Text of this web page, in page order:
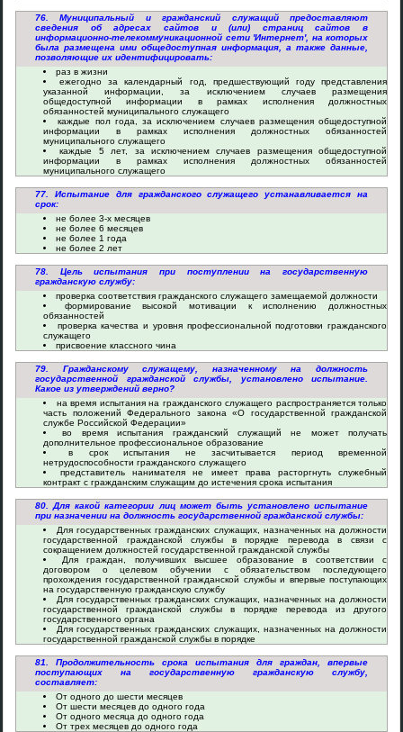
76. Муниципальный и гражданский служащий предоставляют
сведения об адресах сайтов и (или) страниц сайтов в
информационно-телекоммуникационной сети 'Интернет', на которых
была размещена ими общедоступная информация, а также данные,
позволяющие их идентифицировать:
раз в жизни
ежегодно за календарный год, предшествующий году представления
указанной информации, за исключением случаев размещения
общедоступной информации в рамках исполнения должностных
обязанностей муниципального служащего
каждые пол года, за исключением случаев размещения общедоступной
информации в рамках исполнения должностных обязанностей
муниципального служащего
каждые 5 лет, за исключением случаев размещения общедоступной
информации в рамках исполнения должностных обязанностей
муниципального служащего
77. Испытание для гражданского служащего устанавливается на
срок:
не более 3-х месяцев
не более 6 месяцев
не более 1 года
не более 2 лет
78. Цель испытания при поступлении на государственную
гражданскую службу:
проверка соответствия гражданского служащего замещаемой должности
формирование высокой мотивации к исполнению должностных
обязанностей
проверка качества и уровня профессиональной подготовки гражданского
служащего
присвоение классного чина
79. Гражданскому служащему, назначенному на должность
государственной гражданской службы, установлено испытание.
Какое из утверждений верно?
на время испытания на гражданского служащего распространяется только
часть положений Федерального закона «О государственной гражданской
службе Российской Федерации»
во время испытания гражданский служащий не может получать
дополнительное профессиональное образование
в срок испытания не засчитывается период временной
нетрудоспособности гражданского служащего
представитель нанимателя не имеет права расторгнуть служебный
контракт с гражданским служащим до истечения срока испытания
80. Для какой категории лиц может быть установлено испытание
при назначении на должность государственной гражданской службы:
Для государственных гражданских служащих, назначенных на должности
государственной гражданской службы в порядке перевода в связи с
сокращением должностей государственной гражданской службы
Для граждан, получивших высшее образование в соответствии с
договором о целевом обучении с обязательством последующего
прохождения государственной гражданской службы и впервые поступающих
на государственную гражданскую службу
Для государственных гражданских служащих, назначенных на должности
государственной гражданской службы в порядке перевода из другого
государственного органа
Для государственных гражданских служащих, назначенных на должности
государственной гражданской службы в порядке
81. Продолжительность срока испытания для граждан, впервые
поступающих на государственную гражданскую службу,
составляет:
От одного до шести месяцев
От шести месяцев до одного года
От одного месяца до одного года
От трех месяцев до одного года